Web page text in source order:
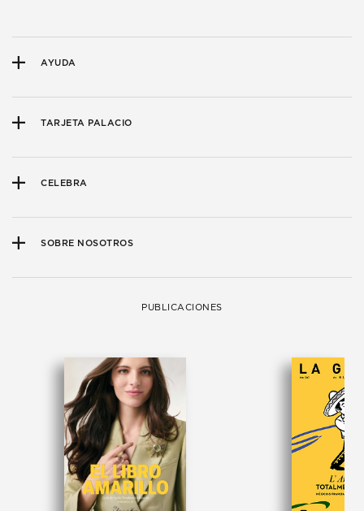
AYUDA
TARJETA PALACIO
CELEBRA
SOBRE NOSOTROS
PUBLICACIONES